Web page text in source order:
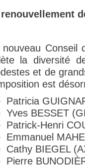
nouveau Conseil
la diversité
et de
est
Patricia
Yves BESSET
Patrick-Henri
Emmanuel
Cathy BIEGEL
Pierre